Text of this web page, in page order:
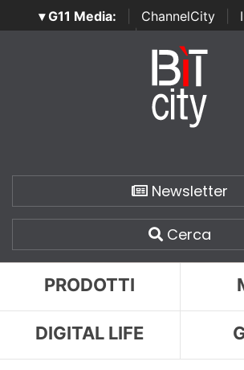
▾ G11 Media: ChannelCity
SecurityOpenLab | Italian Channel
Italian Security
Newsletter
Cerca
PRODOTTI
DIGITAL LIFE